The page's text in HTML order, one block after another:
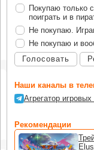
Покупаю только
поиграть и в
Не покупаю.
Не покупаю и
Голосовать
Наши каналы в
Агрегатор игровых
Рекомендации